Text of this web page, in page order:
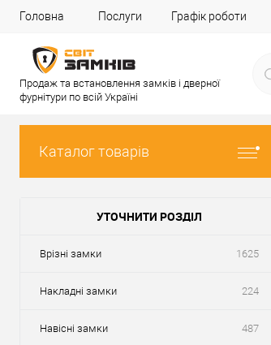
Головна Послуги Графік роботи
Продаж та встановлення замків і дверної
фурнітури по всій Україні
Каталог товарів
УТОЧНИТИ РОЗДІЛ
Врізні замки 1625
Накладні замки 224
Навісні замки 487